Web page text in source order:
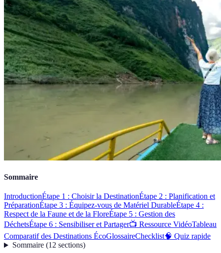
Sommaire
IntroductionÉtape 1 : Choisir la DestinationÉtape 2 : Planification et
PréparationÉtape 3 : Équipez-vous de Matériel DurableÉtape 4 :
Respect de la Faune et de la FloreÉtape 5 : Gestion des
DéchetsÉtape 6 : Sensibiliser et Partager📺 Ressource VidéoTableau
Comparatif des Destinations ÉcoGlossaireChecklist🧠 Quiz rapide
Sommaire(12 sections)